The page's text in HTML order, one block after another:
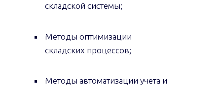
складской системы;
Методы оптимизации
складских процессов;
Методы автоматизации учета и